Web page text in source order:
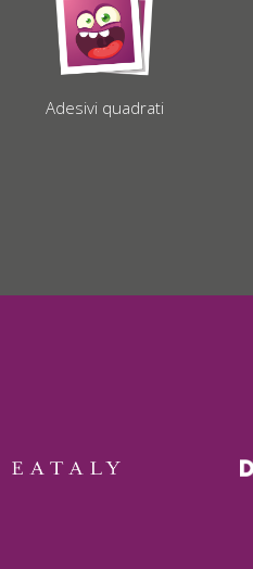
Adesivi quadrati